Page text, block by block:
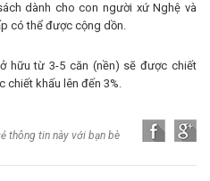
dành cho con người xứ Nghệ và
có thể được cộng dồn.
hữu từ 3-5 căn (nền) sẽ được chiết
chiết khấu lên đến 3%.
thông tin này với bạn bè